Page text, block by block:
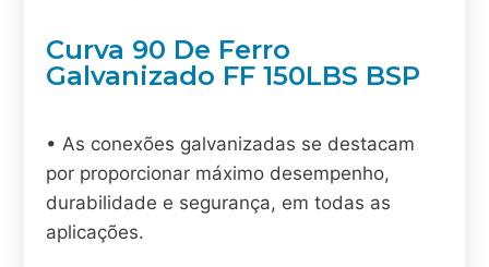
Curva 90 De Ferro
Galvanizado FF 150LBS BSP
• As conexões galvanizadas se destacam
por proporcionar máximo desempenho,
durabilidade e segurança, em todas as
aplicações.